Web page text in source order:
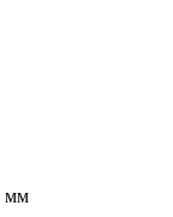
мм